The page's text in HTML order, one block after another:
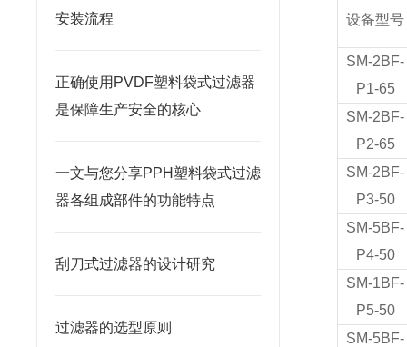
安装流程
正确使用PVDF塑料袋式过滤器
是保障生产安全的核心
一文与您分享PPH塑料袋式过滤
器各组成部件的功能特点
刮刀式过滤器的设计研究
过滤器的选型原则
设备型号
SM-2BF-
P1-65
SM-2BF-
P2-65
SM-2BF-
P3-50
SM-5BF-
P4-50
SM-1BF-
P5-50
SM-5BF-